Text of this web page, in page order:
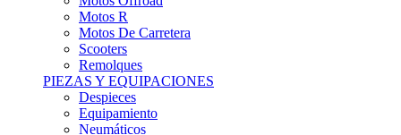
Motos R
Motos De Carretera
Scooters
Remolques
PIEZAS Y EQUIPACIONES
Despieces
Equipamiento
Neumáticos